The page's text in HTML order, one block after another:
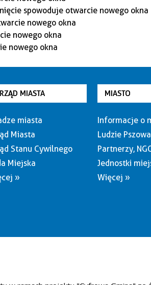
MIASTA
miasta
Miasta
Stanu Cywilnego
Miejska
»
MIASTO
Informacje o
Ludzie Pszowa
Partnerzy,
Jednostki
Więcej »